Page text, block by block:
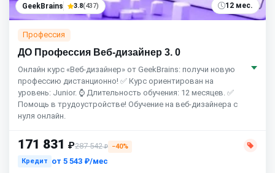
GeekBrains 3.8(437) 12 мес.
Профессия
ДО Профессия Веб-дизайнер 3. 0
Онлайн курс «Веб-дизайнер» от GeekBrains: получи новую
профессию дистанционно! ✅ Курс ориентирован на
уровень: Junior. ⌚ Длительность обучения: 12 месяцев. ✅
Помощь в трудоустройстве! Обучение на веб-дизайнера с
нуля онлайн.
171 831 ₽287 542₽
−40%
Кредит
от 5 543 ₽/мес